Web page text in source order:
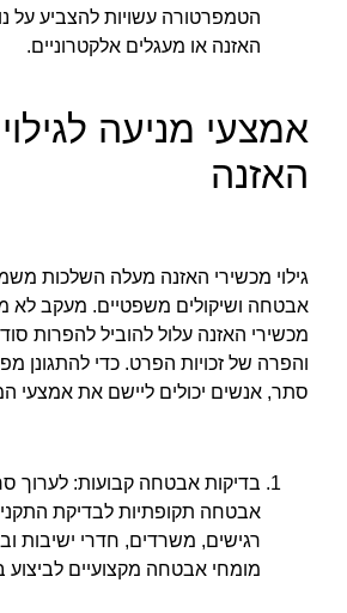
הטמפרטורה עשויות להצביע על
האזנה או מעגלים אלקטרוניים.
אמצעי מניעה
האזנה
גילוי מכשירי האזנה מעלה השלכות
אבטחה ושיקולים משפטיים. מעקב לא
מכשירי האזנה עלול להוביל להפרות
והפרה של זכויות הפרט. כדי להתגונן
סתר, אנשים יכולים ליישם את אמצעי
בדיקות אבטחה קבועות: לערוך
אבטחה תקופתיות לבדיקת התקני
רגישים, משרדים, חדרי ישיבות
מומחי אבטחה מקצועיים לביצוע